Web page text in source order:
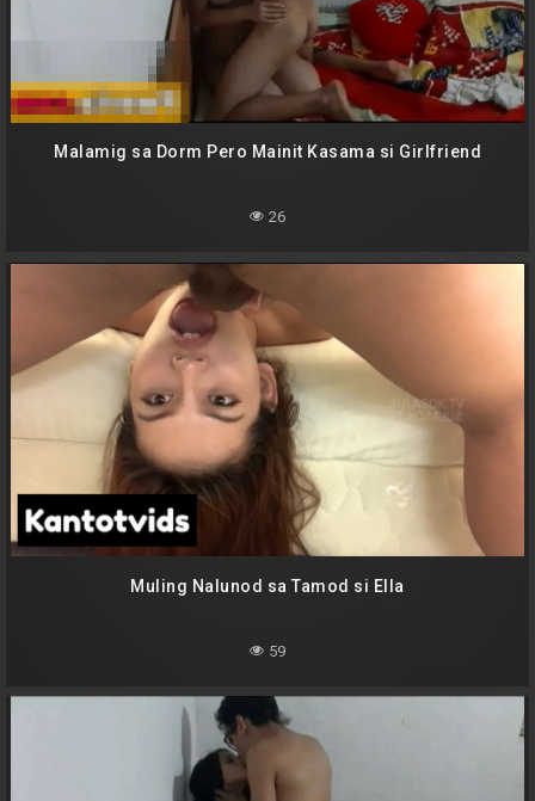
Malamig sa Dorm Pero Mainit Kasama si Girlfriend
26
Muling Nalunod sa Tamod si Ella
59